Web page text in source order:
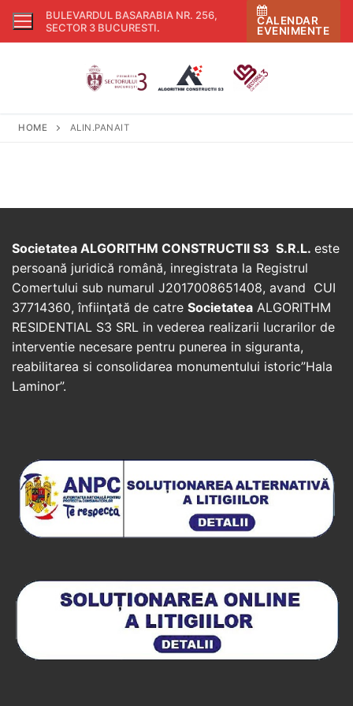
Skip
BULEVARDUL BASARABIA NR. 256,
SECTOR 3 BUCURESTI.
CALENDAR
EVENIMENTE
HOME ALIN.PANAIT
Societatea ALGORITHM CONSTRUCTII S3 S.R.L. este
persoană juridică română, inregistrata la Registrul
Comertului sub numarul J2017008651408, avand CUI
37714360, înfiinţată de catre Societatea ALGORITHM
RESIDENTIAL S3 SRL in vederea realizarii lucrarilor de
interventie necesare pentru punerea in siguranta,
reabilitarea si consolidarea monumentului istoric”Hala
Laminor”.